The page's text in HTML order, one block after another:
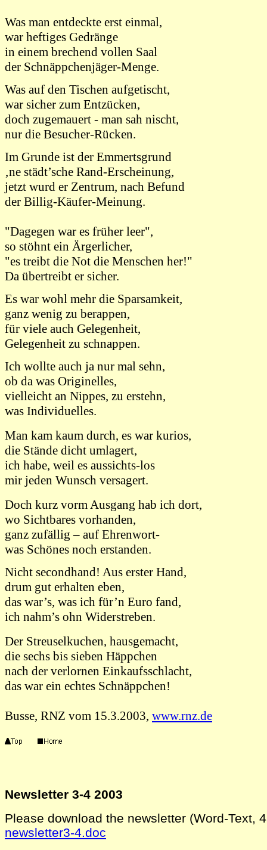
Was man entdeckte erst einmal,
war heftiges Gedränge
in einem brechend vollen Saal
der Schnäppchenjäger-Menge.
Was auf den Tischen aufgetischt,
war sicher zum Entzücken,
doch zugemauert - man sah nischt,
nur die Besucher-Rücken.
Im Grunde ist der Emmertsgrund
‚ne städt’sche Rand-Erscheinung,
jetzt wurd er Zentrum, nach Befund
der Billig-Käufer-Meinung.
"Dagegen war es früher leer",
so stöhnt ein Ärgerlicher,
"es treibt die Not die Menschen her!"
Da übertreibt er sicher.
Es war wohl mehr die Sparsamkeit,
ganz wenig zu berappen,
für viele auch Gelegenheit,
Gelegenheit zu schnappen.
Ich wollte auch ja nur mal sehn,
ob da was Originelles,
vielleicht an Nippes, zu erstehn,
was Individuelles.
Man kam kaum durch, es war kurios,
die Stände dicht umlagert,
ich habe, weil es aussichts-los
mir jeden Wunsch versagert.
Doch kurz vorm Ausgang hab ich dort,
wo Sichtbares vorhanden,
ganz zufällig – auf Ehrenwort-
was Schönes noch erstanden.
Nicht secondhand! Aus erster Hand,
drum gut erhalten eben,
das war’s, was ich für’n Euro fand,
ich nahm’s ohn Widerstreben.
Der Streuselkuchen, hausgemacht,
die sechs bis sieben Häppchen
nach der verlornen Einkaufsschlacht,
das war ein echtes Schnäppchen!
Busse, RNZ vom 15.3.2003, www.rnz.de
Newsletter 3-4 2003
Please download the newsletter (Word-Text,
newsletter3-4.doc